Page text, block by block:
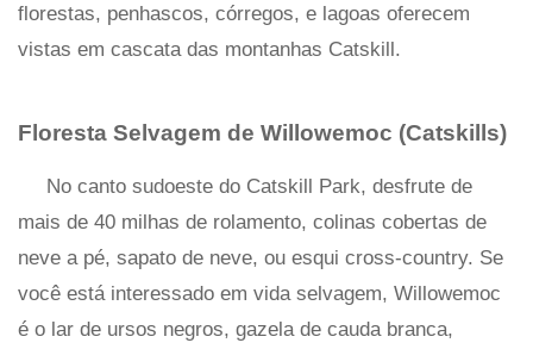
florestas, penhascos, córregos, e lagoas oferecem
vistas em cascata das montanhas Catskill.
Floresta Selvagem de Willowemoc (Catskills)
No canto sudoeste do Catskill Park, desfrute de
mais de 40 milhas de rolamento, colinas cobertas de
neve a pé, sapato de neve, ou esqui cross-country. Se
você está interessado em vida selvagem, Willowemoc
é o lar de ursos negros, gazela de cauda branca,